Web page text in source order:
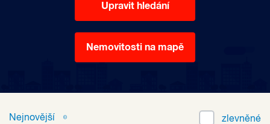
Upravit hledání
Nemovitosti na mapě
Nejnovější zlevněné